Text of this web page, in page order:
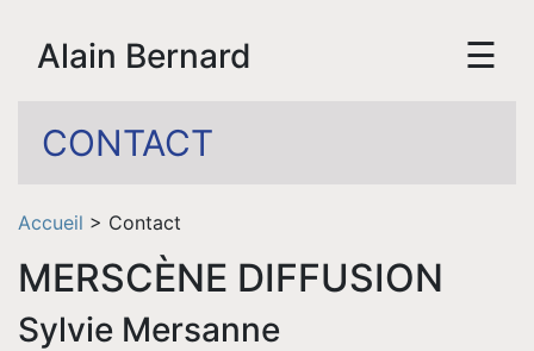
Alain Bernard ☰
CONTACT
Accueil > Contact
MERSCÈNE DIFFUSION
Sylvie Mersanne